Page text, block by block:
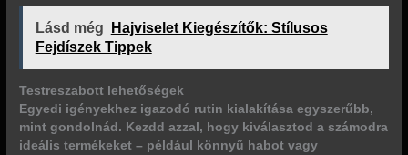
Lásd még
Hajviselet Kiegészítők: Stílusos
Fejdíszek Tippek
Testreszabott lehetőségek
Egyedi igényekhez igazodó rutin kialakítása egyszerűbb,
mint gondolnád. Kezdd azzal, hogy kiválasztod a számodra
ideális termékeket – például könnyű habot vagy